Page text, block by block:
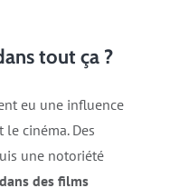
tout ça ?
eu une influence
cinéma. Des
une notoriété
des films